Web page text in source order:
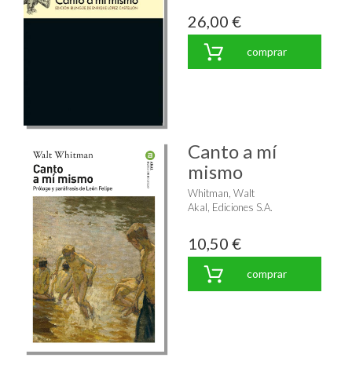
26,00 €
comprar
Canto a mí
mismo
Whitman, Walt
Akal, Ediciones S.A.
10,50 €
comprar